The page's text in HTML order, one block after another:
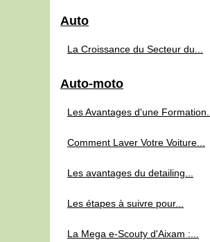
Auto
La Croissance du Secteur du...
Auto-moto
Les Avantages d'une Formation...
Comment Laver Votre Voiture...
Les avantages du detailing...
Les étapes à suivre pour...
La Mega e-Scouty d'Aixam :...